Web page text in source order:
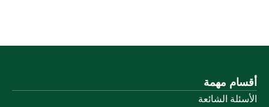
أقسام مهمة
الأسئلة الشائعة